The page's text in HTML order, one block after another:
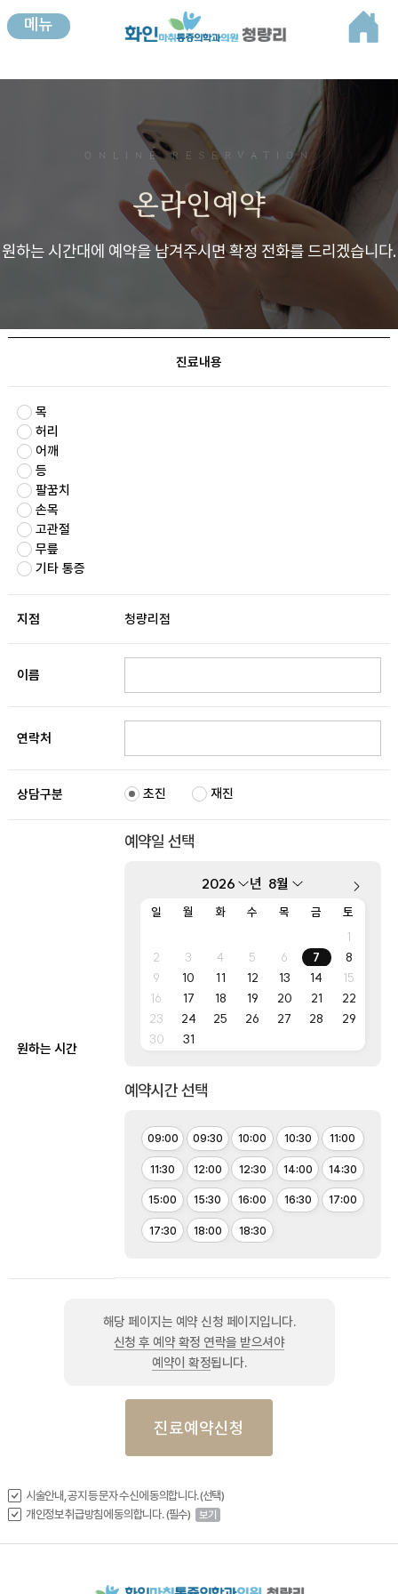
메뉴
ONLINE RESERVATION
온라인예약
원하는 시간대에 예약을 남겨주시면 확정 전화를 드리겠습니다.
진료내용
목
허리
어깨
등
팔꿈치
손목
고관절
무릎
기타 통증
지점 청량리점
이름
연락처
상담구분 초진 재진
원하는 시간
예약일 선택
년
일 월 화 수 목 금
토
1
2
3 4 5 6 7
8
9
10 11 12 13 14
15
16
17 18 19 20 21
22
23
24 25 26 27 28
29
30
31
예약시간 선택
09:00 09:30 10:00 10:30 11:00
11:30 12:00 12:30 14:00 14:30
15:00 15:30 16:00 16:30 17:00
17:30 18:00 18:30
해당 페이지는 예약 신청 페이지입니다.
신청 후 예약 확정 연락을 받으셔야
예약이 확정됩니다.
진료예약신청
시술안내, 공지 등 문자 수신에 동의합니다.(선택)
개인정보 취급방침에 동의합니다. (필수)
보기